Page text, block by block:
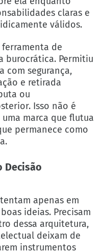
claras e
válidos.
de
burocrática. Permitiu
com segurança,
e retirada
ou
Isso não é
marca que flutua
permanece como
Decisão
apenas em
ideias. Precisam
dessa arquitetura,
deixam de
instrumentos